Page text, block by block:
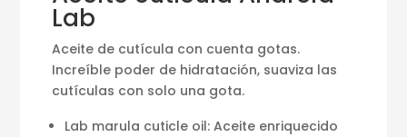
Lab
Aceite de cutícula con cuenta gotas.
Increíble poder de hidratación, suaviza las
cutículas con solo una gota.
Lab marula cuticle oil: Aceite enriquecido